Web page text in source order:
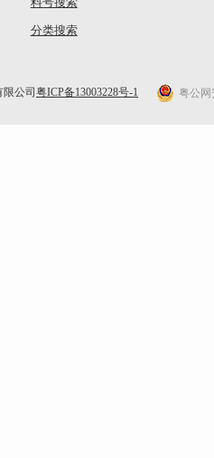
分类搜索
公司 粤ICP备13003228号-1 粤公网